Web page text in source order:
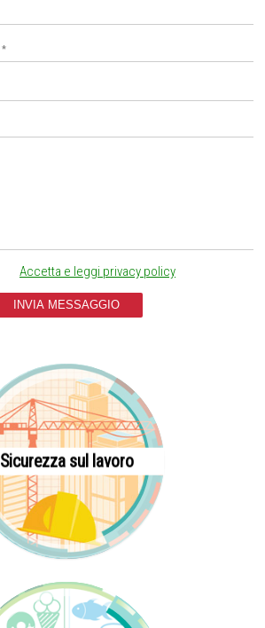
Accetta e leggi privacy policy
INVIA MESSAGGIO
Sicurezza sul lavoro